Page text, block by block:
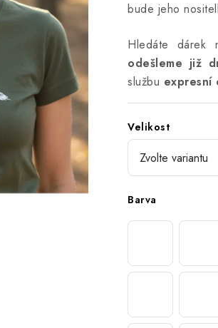
bude jeho
Hledáte dárek
odešleme již
službu expresní
Velikost
Barva